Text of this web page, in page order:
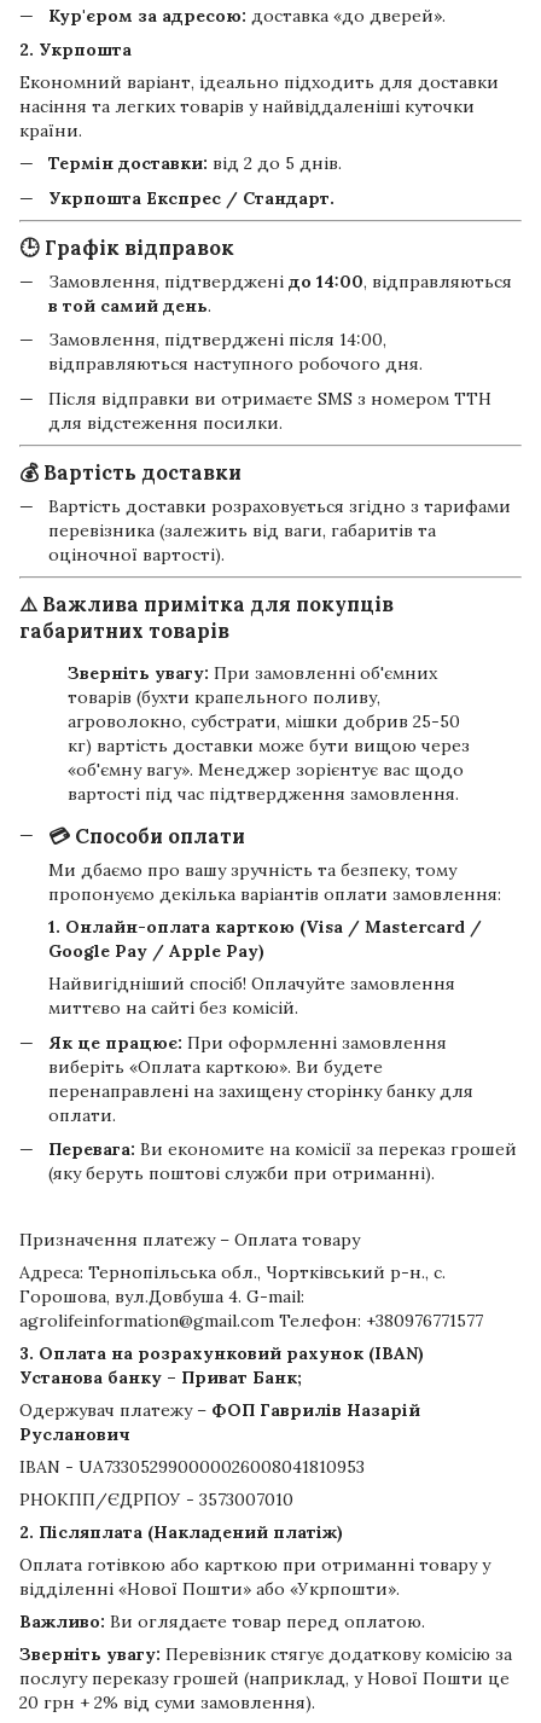
Кур'єром за адресою: доставка «до дверей».
2. Укрпошта
Економний варіант, ідеально підходить для доставки
насіння та легких товарів у найвіддаленіші куточки
країни.
Термін доставки: від 2 до 5 днів.
Укрпошта Експрес / Стандарт.
🕒 Графік відправок
Замовлення, підтверджені до 14:00, відправляються
в той самий день.
Замовлення, підтверджені після 14:00,
відправляються наступного робочого дня.
Після відправки ви отримаєте SMS з номером ТТН
для відстеження посилки.
💰 Вартість доставки
Вартість доставки розраховується згідно з тарифами
перевізника (залежить від ваги, габаритів та
оціночної вартості).
⚠️ Важлива примітка для покупців
габаритних товарів
Зверніть увагу: При замовленні об'ємних
товарів (бухти крапельного поливу,
агроволокно, субстрати, мішки добрив 25-50
кг) вартість доставки може бути вищою через
«об'ємну вагу». Менеджер зорієнтує вас щодо
вартості під час підтвердження замовлення.
💳 Способи оплати
Ми дбаємо про вашу зручність та безпеку, тому
пропонуємо декілька варіантів оплати замовлення:
1. Онлайн-оплата карткою (Visa / Mastercard /
Google Pay / Apple Pay)
Найвигідніший спосіб! Оплачуйте замовлення
миттєво на сайті без комісій.
Як це працює: При оформленні замовлення
виберіть «Оплата карткою». Ви будете
перенаправлені на захищену сторінку банку для
оплати.
Перевага: Ви економите на комісії за переказ грошей
(яку беруть поштові служби при отриманні).
Призначення платежу – Оплата товару
Адреса: Тернопільська обл., Чортківський р-н., с.
Горошова, вул.Довбуша 4. G-mail:
agrolifeinformation@gmail.com Телефон: +380976771577
3. Оплата на розрахунковий рахунок (IBAN)
Установа банку – Приват Банк;
Одержувач платежу – ФОП Гаврилів Назарій
Русланович
IBAN - UA733052990000026008041810953
РНОКПП/ЄДРПОУ - 3573007010
2. Післяплата (Накладений платіж)
Оплата готівкою або карткою при отриманні товару у
відділенні «Нової Пошти» або «Укрпошти».
Важливо: Ви оглядаєте товар перед оплатою.
Зверніть увагу: Перевізник стягує додаткову комісію за
послугу переказу грошей (наприклад, у Нової Пошти це
20 грн + 2% від суми замовлення).